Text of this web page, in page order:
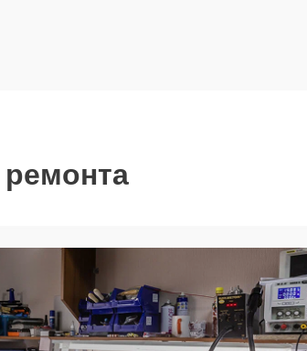
ремонта